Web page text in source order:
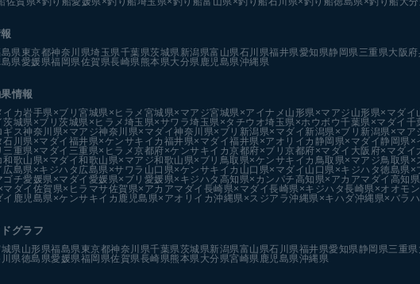
県東京都神奈川県埼玉県千葉県茨城県新潟県富山県石川県福井県愛知県静岡県三重県大阪府
県愛媛県福岡県佐賀県長崎県熊本県大分県鹿児島県沖縄県
情報
イカ岩手県×ブリ 宮城県×ヒラメ 宮城県×マアジ宮城県×アイナメ 山形県×マアジ 山形県×マダイ
茨城県×ブリ 茨城県×ヒラメ 埼玉県×サワラ埼玉県×タチウオ埼玉県×ホウボウ千葉県×マダイ 千
ギス神奈川県×マアジ神奈川県×マダイ神奈川県×ブリ 新潟県×マダイ 新潟県×ブリ 新潟県×マア
石川県×マダイ 福井県×ケンサキイカ 福井県×マダイ福井県×アオリイカ 静岡県×マダイ 静岡県×
三重県×マダイ 三重県×ヒラメ京都府×ケンサキイカ京都府×ブリ 京都府×マダイ 大阪府×マダイ
和歌山県×マダイ和歌山県×マアジ和歌山県×ブリ 鳥取県×ケンサキイカ 鳥取県×マアジ鳥取県×
広島県×キジハタ 広島県×サワラ 山口県×ケンサキイカ 山口県×マダイ 山口県×キジハタ徳島県×
ゴチ愛媛県×マダイ 愛媛県×ブリ 愛媛県×キジハタ 高知県×カンパチ高知県×アカアマダイ 高知
ダイ 佐賀県×ヒラマサ佐賀県×アカアマダイ 長崎県×マダイ長崎県×キジハタ長崎県×オオモ
鹿児島県×ケンサキイカ 鹿児島県×アオリイカ沖縄県×スジアラ沖縄県×キハダ沖縄県×バラハ
ドグラフ
県山形県福島県東京都神奈川県千葉県茨城県新潟県富山県石川県福井県愛知県静岡県三重県
県徳島県愛媛県福岡県佐賀県長崎県熊本県大分県宮崎県鹿児島県沖縄県